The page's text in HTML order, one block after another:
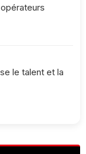
le talent et la